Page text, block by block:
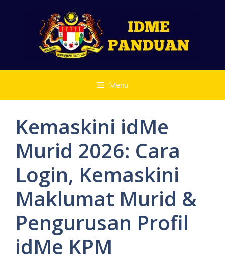
Menu
Kemaskini idMe
Murid 2026: Cara
Login, Kemaskini
Maklumat Murid &
Pengurusan Profil
idMe KPM